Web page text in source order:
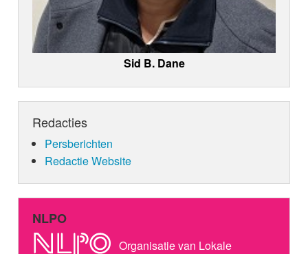
Sid B. Dane
Redacties
Persberichten
Redactie Website
NLPO
Organisatie van Lokale